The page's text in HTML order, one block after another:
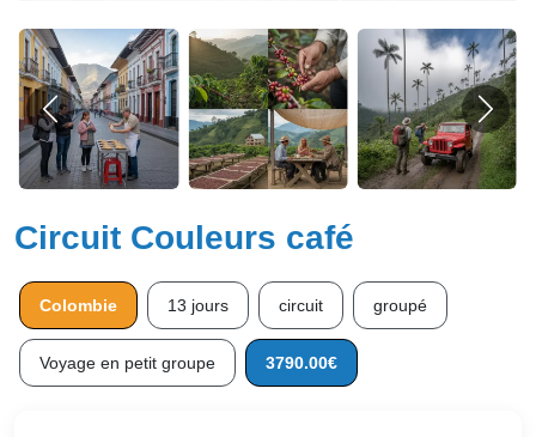
Circuit Couleurs café
Colombie 13 jours circuit groupé
Voyage en petit groupe 3790.00€